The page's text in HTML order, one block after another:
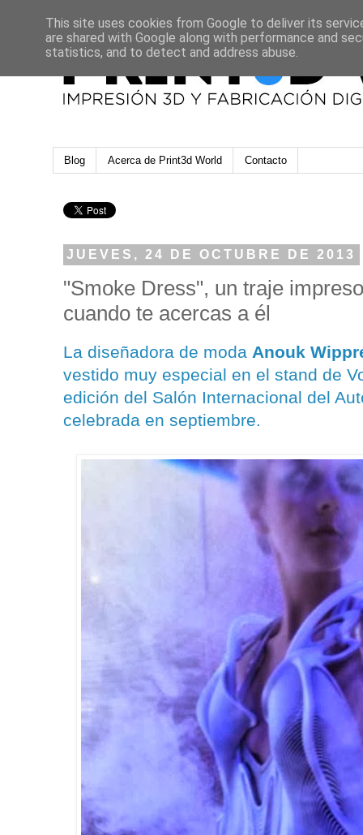
Blog Acerca de Print3d World Contacto
JUEVES, 24 DE OCTUBRE DE 2013
"Smoke Dress", un traje
cuando te acercas a él
La diseñadora de moda Anouk
vestido muy especial en el stand de
edición del Salón Internacional del
celebrada en septiembre.
This site uses cookies from Google to deliver its
are shared with Google along with performance and
statistics, and to detect and address abuse.